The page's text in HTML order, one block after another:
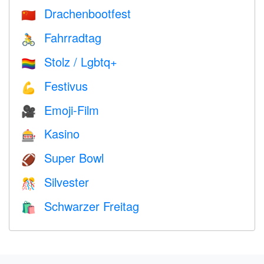
🇨🇳 Drachenbootfest
🚴 Fahrradtag
🏳️‍🌈 Stolz / Lgbtq+
💪 Festivus
🎥 Emoji-Film
🎰 Kasino
🏈 Super Bowl
🎊 Silvester
🛍 Schwarzer Freitag